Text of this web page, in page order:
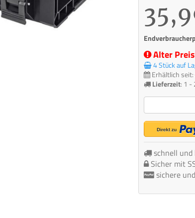
Alter
4 Stück auf
Erhältlich
Lieferzeit: 1 -
schnell
Sicher mit
sichere